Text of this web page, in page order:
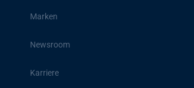
Marken
Newsroom
Karriere